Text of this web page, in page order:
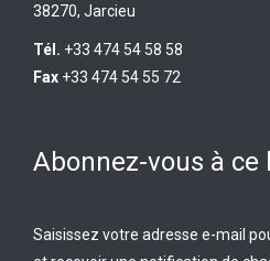
38270, Jarcieu
Tél. +33 474 54 58 58
Fax +33 474 54 55 72
Abonnez-vous à
Saisissez votre adresse e-mail